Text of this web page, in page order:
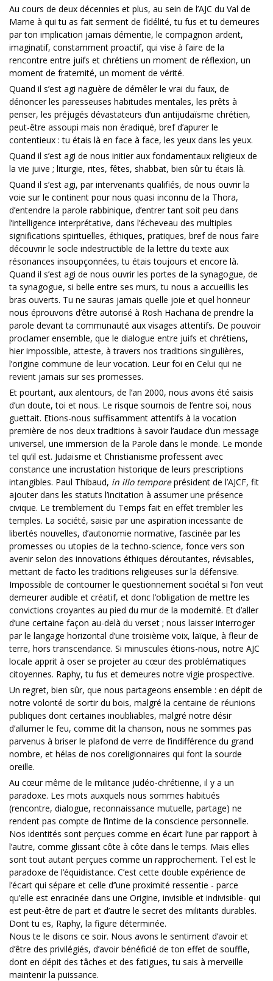
Au cours de deux décennies et plus, au sein de l’AJC du Val de
Marne à qui tu as fait serment de fidélité, tu fus et tu demeures
par ton implication jamais démentie, le compagnon ardent,
imaginatif, constamment proactif, qui vise à faire de la
rencontre entre juifs et chrétiens un moment de réflexion, un
moment de fraternité, un moment de vérité.
Quand il s’est agi naguère de démêler le vrai du faux, de
dénoncer les paresseuses habitudes mentales, les prêts à
penser, les préjugés dévastateurs d’un antijudaïsme chrétien,
peut-être assoupi mais non éradiqué, bref d’apurer le
contentieux : tu étais là en face à face, les yeux dans les yeux.
Quand il s’est agi de nous initier aux fondamentaux religieux de
la vie juive ; liturgie, rites, fêtes, shabbat, bien sûr tu étais là.
Quand il s’est agi, par intervenants qualifiés, de nous ouvrir la
voie sur le continent pour nous quasi inconnu de la Thora,
d’entendre la parole rabbinique, d’entrer tant soit peu dans
l’intelligence interprétative, dans l’écheveau des multiples
significations spirituelles, éthiques, pratiques, bref de nous faire
découvrir le socle indestructible de la lettre du texte aux
résonances insoupçonnées, tu étais toujours et encore là.
Quand il s’est agi de nous ouvrir les portes de la synagogue, de
ta synagogue, si belle entre ses murs, tu nous a accueillis les
bras ouverts. Tu ne sauras jamais quelle joie et quel honneur
nous éprouvons d’être autorisé à Rosh Hachana de prendre la
parole devant ta communauté aux visages attentifs. De pouvoir
proclamer ensemble, que le dialogue entre juifs et chrétiens,
hier impossible, atteste, à travers nos traditions singulières,
l’origine commune de leur vocation. Leur foi en Celui qui ne
revient jamais sur ses promesses.
Et pourtant, aux alentours, de l’an 2000, nous avons été saisis
d’un doute, toi et nous. Le risque sournois de l’entre soi, nous
guettait. Etions-nous suffisamment attentifs à la vocation
première de nos deux traditions à savoir l’audace d’un message
universel, une immersion de la Parole dans le monde. Le monde
tel qu’il est. Judaïsme et Christianisme professent avec
constance une incrustation historique de leurs prescriptions
intangibles. Paul Thibaud, in illo temporeprésident de l’AJCF, fit
ajouter dans les statuts l’incitation à assumer une présence
civique. Le tremblement du Temps fait en effet trembler les
temples. La société, saisie par une aspiration incessante de
libertés nouvelles, d’autonomie normative, fascinée par les
promesses ou utopies de la techno-science, fonce vers son
avenir selon des innovations éthiques déroutantes, révisables,
mettant de facto les traditions religieuses sur la défensive.
Impossible de contourner le questionnement sociétal si l’on veut
demeurer audible et créatif, et donc l’obligation de mettre les
convictions croyantes au pied du mur de la modernité. Et d’aller
d’une certaine façon au-delà du verset ; nous laisser interroger
par le langage horizontal d’une troisième voix, laïque, à fleur de
terre, hors transcendance. Si minuscules étions-nous, notre AJC
locale apprit à oser se projeter au cœur des problématiques
citoyennes. Raphy, tu fus et demeures notre vigie prospective.
Un regret, bien sûr, que nous partageons ensemble : en dépit de
notre volonté de sortir du bois, malgré la centaine de réunions
publiques dont certaines inoubliables, malgré notre désir
d’allumer le feu, comme dit la chanson, nous ne sommes pas
parvenus à briser le plafond de verre de l’indifférence du grand
nombre, et hélas de nos coreligionnaires qui font la sourde
oreille.
Au cœur même de le militance judéo-chrétienne, il y a un
paradoxe. Les mots auxquels nous sommes habitués
(rencontre, dialogue, reconnaissance mutuelle, partage) ne
rendent pas compte de l’intime de la conscience personnelle.
Nos identités sont perçues comme en écart l’une par rapport à
l’autre, comme glissant côte à côte dans le temps. Mais elles
sont tout autant perçues comme un rapprochement. Tel est le
paradoxe de l’équidistance. C’est cette double expérience de
l’écart qui sépare et celle d’’une proximité ressentie - parce
qu’elle est enracinée dans une Origine, invisible et indivisible- qui
est peut-être de part et d’autre le secret des militants durables.
Dont tu es, Raphy, la figure déterminée.
Nous te le disons ce soir. Nous avons le sentiment d’avoir et
d’être des privilégiés, d’avoir bénéficié de ton effet de souffle,
dont en dépit des tâches et des fatigues, tu sais à merveille
maintenir la puissance.